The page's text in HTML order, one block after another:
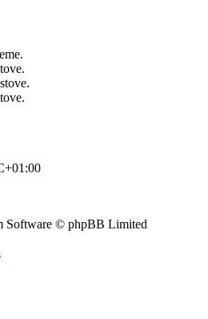
Software © phpBB Limited